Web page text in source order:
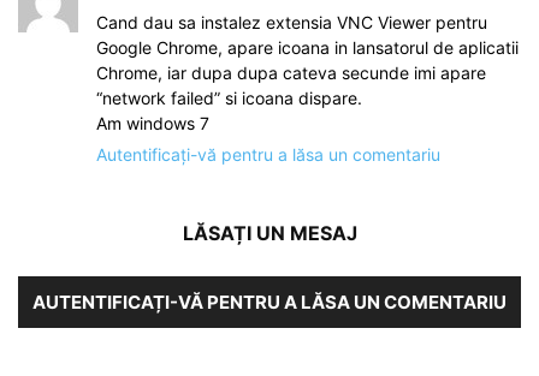
Cand dau sa instalez extensia VNC Viewer pentru
Google Chrome, apare icoana in lansatorul de aplicatii
Chrome, iar dupa dupa cateva secunde imi apare
“network failed” si icoana dispare.
Am windows 7
Autentificați-vă pentru a lăsa un comentariu
LĂSAȚI UN MESAJ
AUTENTIFICAȚI-VĂ PENTRU A LĂSA UN COMENTARIU